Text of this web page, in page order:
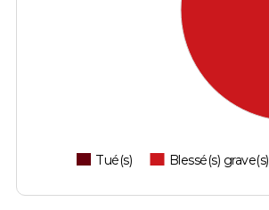
Tué(s) Blessé(s) grave(s)